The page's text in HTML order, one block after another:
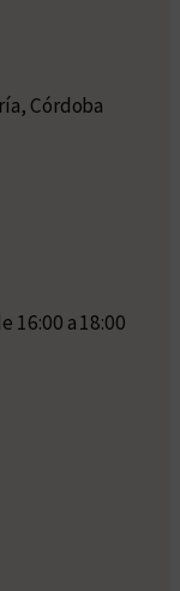
Córdoba
16:00 a 18:00